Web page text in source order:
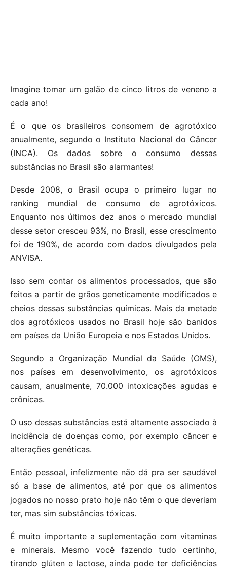
Imagine tomar um galão de cinco litros de veneno a
cada ano!
É o que os brasileiros consomem de agrotóxico
anualmente, segundo o Instituto Nacional do Câncer
(INCA). Os dados sobre o consumo dessas
substâncias no Brasil são alarmantes!
Desde 2008, o Brasil ocupa o primeiro lugar no
ranking mundial de consumo de agrotóxicos.
Enquanto nos últimos dez anos o mercado mundial
desse setor cresceu 93%, no Brasil, esse crescimento
foi de 190%, de acordo com dados divulgados pela
ANVISA.
Isso sem contar os alimentos processados, que são
feitos a partir de grãos geneticamente modificados e
cheios dessas substâncias químicas. Mais da metade
dos agrotóxicos usados no Brasil hoje são banidos
em países da União Europeia e nos Estados Unidos.
Segundo a Organização Mundial da Saúde (OMS),
nos países em desenvolvimento, os agrotóxicos
causam, anualmente, 70.000 intoxicações agudas e
crônicas.
O uso dessas substâncias está altamente associado à
incidência de doenças como, por exemplo câncer e
alterações genéticas.
Então pessoal, infelizmente não dá pra ser saudável
só a base de alimentos, até por que os alimentos
jogados no nosso prato hoje não têm o que deveriam
ter, mas sim substâncias tóxicas.
É muito importante a suplementação com vitaminas
e minerais. Mesmo você fazendo tudo certinho,
tirando glúten e lactose, ainda pode ter deficiências